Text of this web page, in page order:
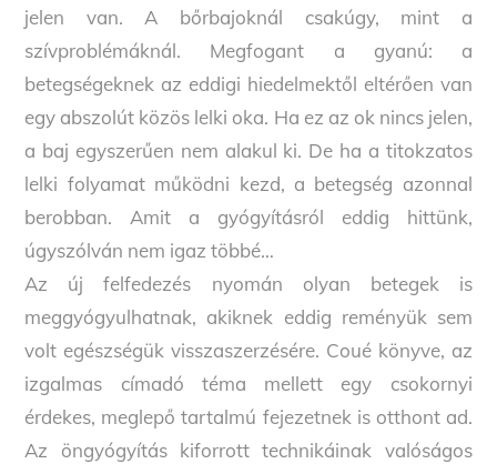
jelen van. A bőrbajoknál csakúgy, mint a
szívproblémáknál. Megfogant a gyanú: a
betegségeknek az eddigi hiedelmektől eltérően van
egy abszolút közös lelki oka. Ha ez az ok nincs jelen,
a baj egyszerűen nem alakul ki. De ha a titokzatos
lelki folyamat működni kezd, a betegség azonnal
berobban. Amit a gyógyításról eddig hittünk,
úgyszólván nem igaz többé…
Az új felfedezés nyomán olyan betegek is
meggyógyulhatnak, akiknek eddig reményük sem
volt egészségük visszaszerzésére. Coué könyve, az
izgalmas címadó téma mellett egy csokornyi
érdekes, meglepő tartalmú fejezetnek is otthont ad.
Az öngyógyítás kiforrott technikáinak valóságos